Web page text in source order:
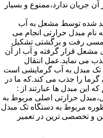
جریان ندارد،ممنوع و بسیار
شده توسط مشعل به آب
مبدل حرارتی انجام می
مسی رفت و برگشتی تشکیل
قرار گرفته و آب از آن
می نماید.عمل انتقال
تک مبدل به آب گرمایشی است
را جذب می کند.که ما در
این مبدل ها عبارتند از :
حرارتی اصلی مربوط به
مربوط به دستگاه تک مبدل
و تخصصی ترین در تعمیر